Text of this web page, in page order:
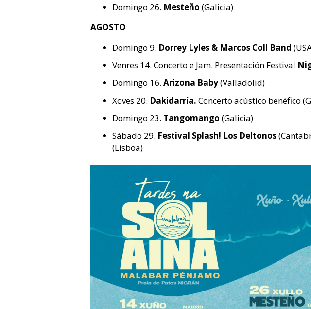
Domingo 26. Mesteño (Galicia)
AGOSTO
Domingo 9. Dorrey Lyles & Marcos Coll Band
Venres 14. Concerto e Jam. Presentación Festival
Domingo 16. Arizona Baby(Valladolid)
Xoves 20. Dakidarría. Concerto acústico benéfico
Domingo 23. Tangomango (Galicia)
Sábado 29. Festival Splash! Los Deltonos
(Lisboa)